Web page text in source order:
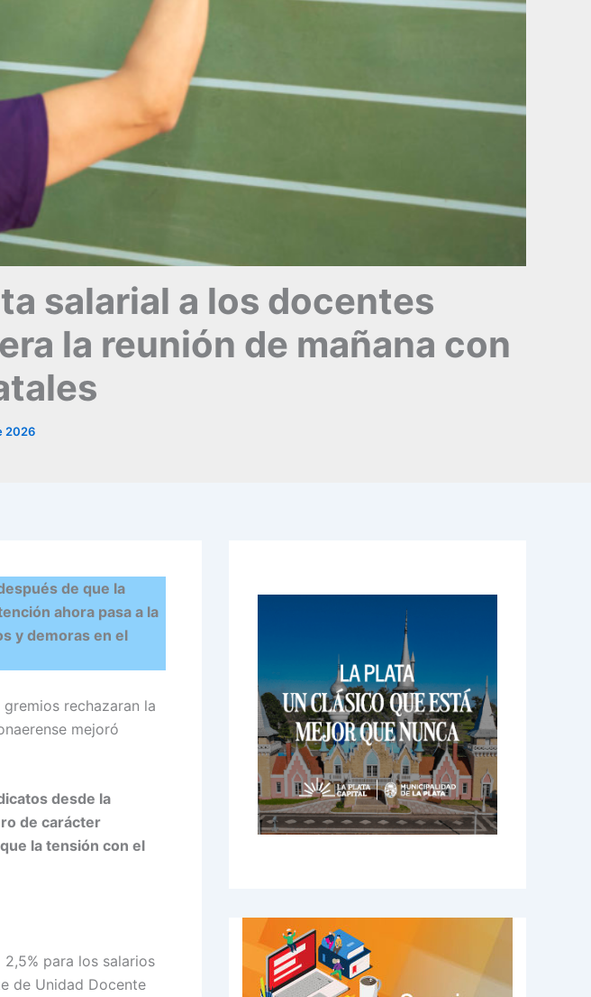
salarial a los docentes
la reunión de mañana con
2026
de que la
ahora pasa a la
y demoras en el
rechazaran la
mejoró
desde la
de carácter
la tensión con el
para los salarios
de Unidad Docente